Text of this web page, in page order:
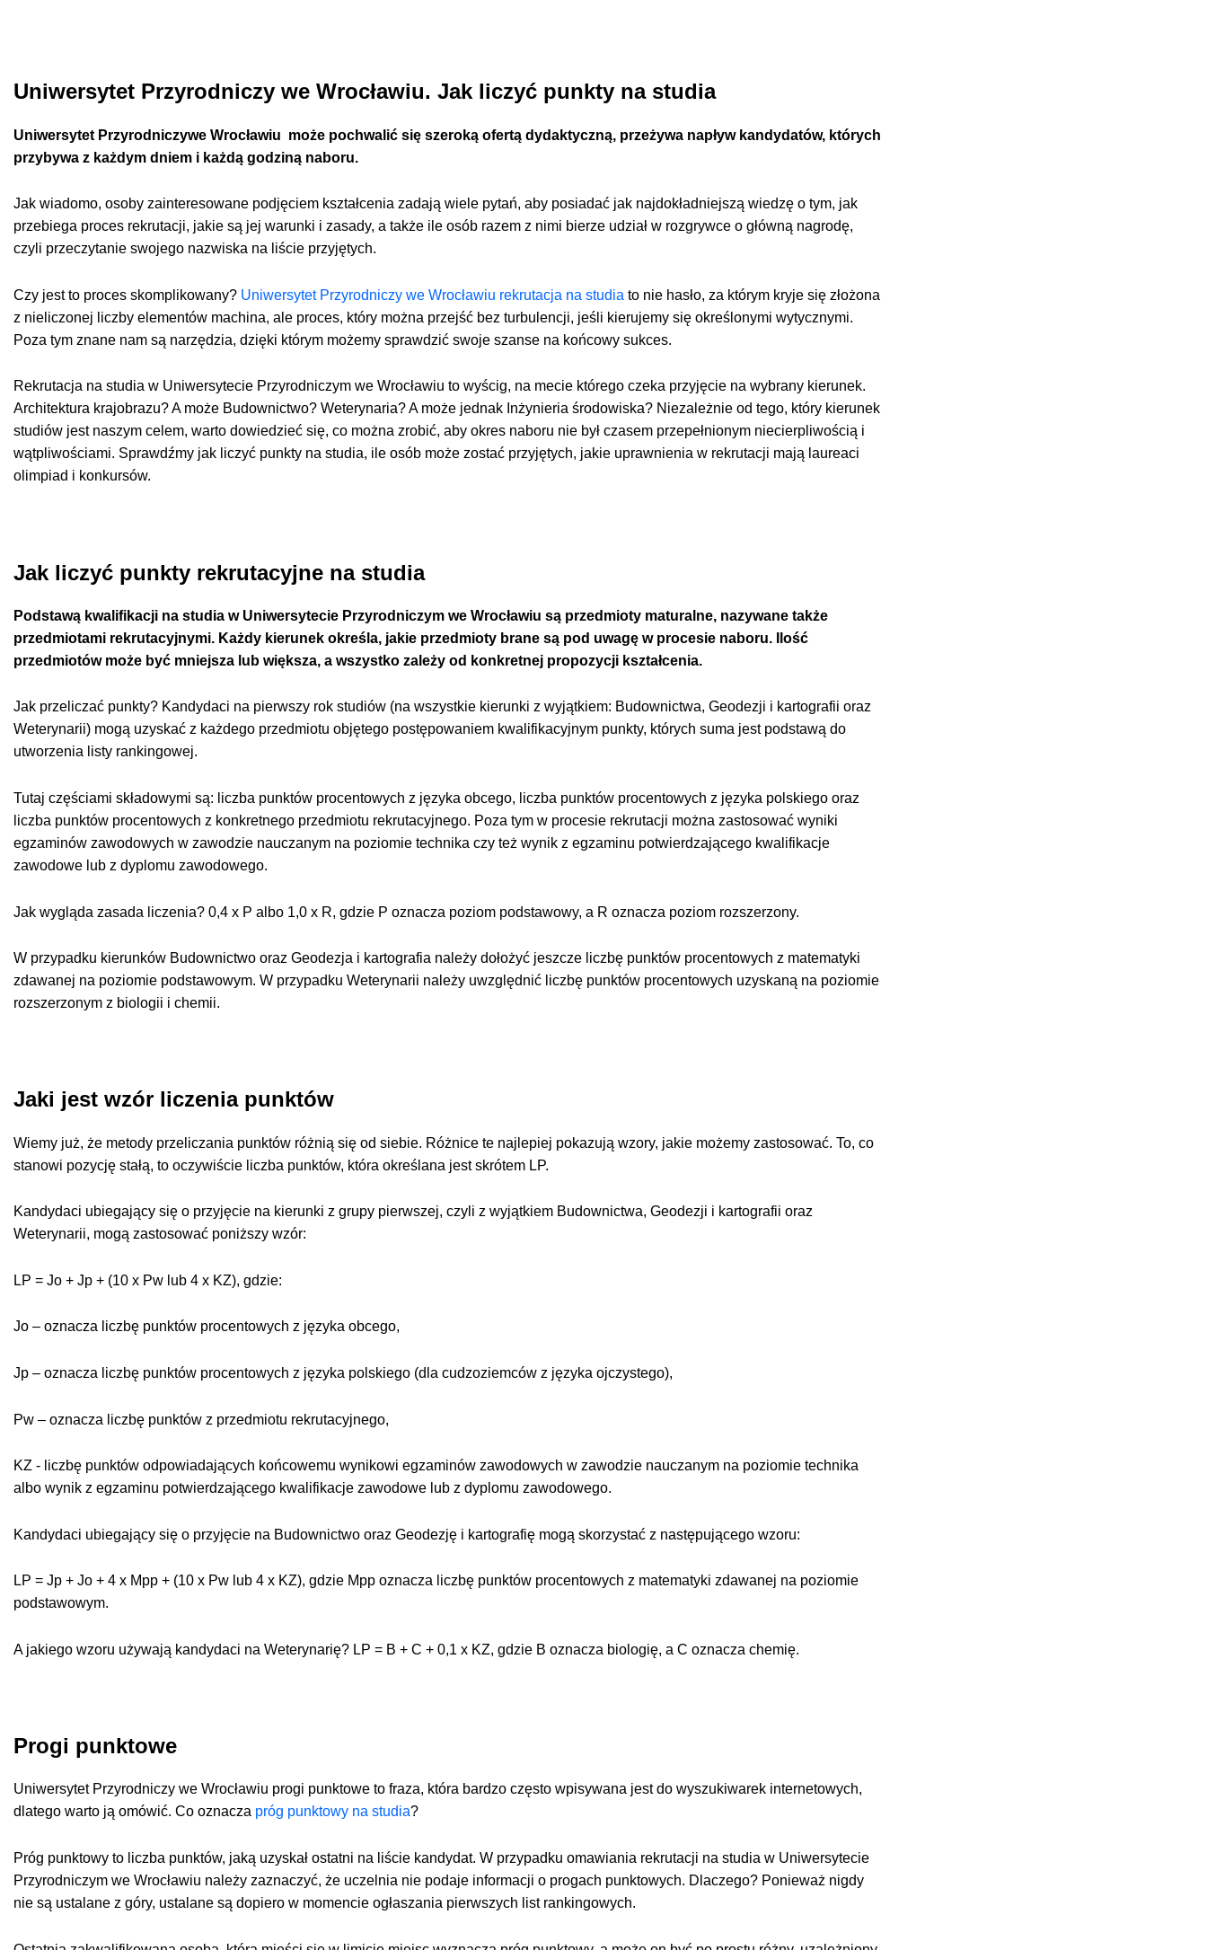
Uniwersytet Przyrodniczy we Wrocławiu. Jak liczyć punkty na studia
Uniwersytet Przyrodniczywe Wrocławiu może pochwalić się szeroką ofertą dydaktyczną, przeżywa napływ kandydatów, których
przybywa z każdym dniem i każdą godziną naboru.
Jak wiadomo, osoby zainteresowane podjęciem kształcenia zadają wiele pytań, aby posiadać jak najdokładniejszą wiedzę o tym, jak
przebiega proces rekrutacji, jakie są jej warunki i zasady, a także ile osób razem z nimi bierze udział w rozgrywce o główną nagrodę,
czyli przeczytanie swojego nazwiska na liście przyjętych.
Czy jest to proces skomplikowany? Uniwersytet Przyrodniczy we Wrocławiu rekrutacja na studia to nie hasło, za którym kryje się złożona
z nieliczonej liczby elementów machina, ale proces, który można przejść bez turbulencji, jeśli kierujemy się określonymi wytycznymi.
Poza tym znane nam są narzędzia, dzięki którym możemy sprawdzić swoje szanse na końcowy sukces.
Rekrutacja na studia w Uniwersytecie Przyrodniczym we Wrocławiu to wyścig, na mecie którego czeka przyjęcie na wybrany kierunek.
Architektura krajobrazu? A może Budownictwo? Weterynaria? A może jednak Inżynieria środowiska? Niezależnie od tego, który kierunek
studiów jest naszym celem, warto dowiedzieć się, co można zrobić, aby okres naboru nie był czasem przepełnionym niecierpliwością i
wątpliwościami. Sprawdźmy jak liczyć punkty na studia, ile osób może zostać przyjętych, jakie uprawnienia w rekrutacji mają laureaci
olimpiad i konkursów.
Jak liczyć punkty rekrutacyjne na studia
Podstawą kwalifikacji na studia w Uniwersytecie Przyrodniczym we Wrocławiu są przedmioty maturalne, nazywane także
przedmiotami rekrutacyjnymi. Każdy kierunek określa, jakie przedmioty brane są pod uwagę w procesie naboru. Ilość
przedmiotów może być mniejsza lub większa, a wszystko zależy od konkretnej propozycji kształcenia.
Jak przeliczać punkty? Kandydaci na pierwszy rok studiów (na wszystkie kierunki z wyjątkiem: Budownictwa, Geodezji i kartografii oraz
Weterynarii) mogą uzyskać z każdego przedmiotu objętego postępowaniem kwalifikacyjnym punkty, których suma jest podstawą do
utworzenia listy rankingowej.
Tutaj częściami składowymi są: liczba punktów procentowych z języka obcego, liczba punktów procentowych z języka polskiego oraz
liczba punktów procentowych z konkretnego przedmiotu rekrutacyjnego. Poza tym w procesie rekrutacji można zastosować wyniki
egzaminów zawodowych w zawodzie nauczanym na poziomie technika czy też wynik z egzaminu potwierdzającego kwalifikacje
zawodowe lub z dyplomu zawodowego.
Jak wygląda zasada liczenia? 0,4 x P albo 1,0 x R, gdzie P oznacza poziom podstawowy, a R oznacza poziom rozszerzony.
W przypadku kierunków Budownictwo oraz Geodezja i kartografia należy dołożyć jeszcze liczbę punktów procentowych z matematyki
zdawanej na poziomie podstawowym. W przypadku Weterynarii należy uwzględnić liczbę punktów procentowych uzyskaną na poziomie
rozszerzonym z biologii i chemii.
Jaki jest wzór liczenia punktów
Wiemy już, że metody przeliczania punktów różnią się od siebie. Różnice te najlepiej pokazują wzory, jakie możemy zastosować. To, co
stanowi pozycję stałą, to oczywiście liczba punktów, która określana jest skrótem LP.
Kandydaci ubiegający się o przyjęcie na kierunki z grupy pierwszej, czyli z wyjątkiem Budownictwa, Geodezji i kartografii oraz
Weterynarii, mogą zastosować poniższy wzór:
LP = Jo + Jp + (10 x Pw lub 4 x KZ), gdzie:
Jo – oznacza liczbę punktów procentowych z języka obcego,
Jp – oznacza liczbę punktów procentowych z języka polskiego (dla cudzoziemców z języka ojczystego),
Pw – oznacza liczbę punktów z przedmiotu rekrutacyjnego,
KZ - liczbę punktów odpowiadających końcowemu wynikowi egzaminów zawodowych w zawodzie nauczanym na poziomie technika
albo wynik z egzaminu potwierdzającego kwalifikacje zawodowe lub z dyplomu zawodowego.
Kandydaci ubiegający się o przyjęcie na Budownictwo oraz Geodezję i kartografię mogą skorzystać z następującego wzoru:
LP = Jp + Jo + 4 x Mpp + (10 x Pw lub 4 x KZ), gdzie Mpp oznacza liczbę punktów procentowych z matematyki zdawanej na poziomie
podstawowym.
A jakiego wzoru używają kandydaci na Weterynarię? LP = B + C + 0,1 x KZ, gdzie B oznacza biologię, a C oznacza chemię.
Progi punktowe
Uniwersytet Przyrodniczy we Wrocławiu progi punktowe to fraza, która bardzo często wpisywana jest do wyszukiwarek internetowych,
dlatego warto ją omówić. Co oznacza próg punktowy na studia?
Próg punktowy to liczba punktów, jaką uzyskał ostatni na liście kandydat. W przypadku omawiania rekrutacji na studia w Uniwersytecie
Przyrodniczym we Wrocławiu należy zaznaczyć, że uczelnia nie podaje informacji o progach punktowych. Dlaczego? Ponieważ nigdy
nie są ustalane z góry, ustalane są dopiero w momencie ogłaszania pierwszych list rankingowych.